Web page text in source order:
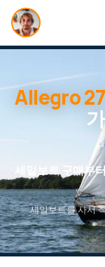
Allegro 27
세일보트 구매부
세일보트를 사서